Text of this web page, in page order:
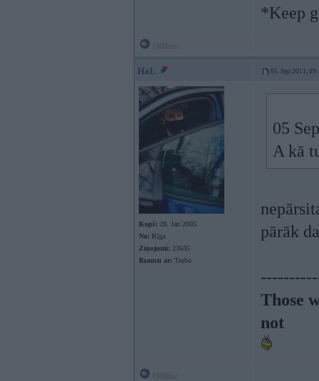
*Keep
HaL 05. Sep 2011,
Kopš: 28. Jan 2005
No: Rīga
Ziņojumi: 23635
Braucu ar: Turbo
05
A kā
pārāk
Those
not